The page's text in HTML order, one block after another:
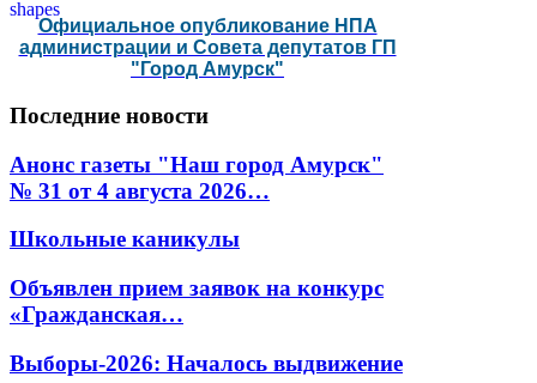
Официальное опубликование НПА
администрации и Совета депутатов ГП
"Город Амурск"
Последние новости
Анонс газеты "Наш город Амурск"
№ 31 от 4 августа 2026…
Школьные каникулы
Объявлен прием заявок на конкурс
«Гражданская…
Выборы-2026: Началось выдвижение